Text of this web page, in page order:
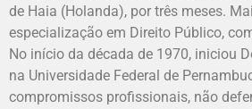
de Haia (Holanda), por três meses.
especialização em Direito Público,
No início da década de 1970, iniciou
na Universidade Federal de
compromissos profissionais, não